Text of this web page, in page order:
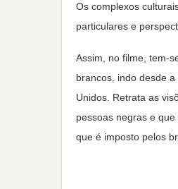
Os complexos
particulares e
Assim, no filme, tem-
brancos, indo desde
Unidos. Retrata as
pessoas negras e
que é imposto pelos